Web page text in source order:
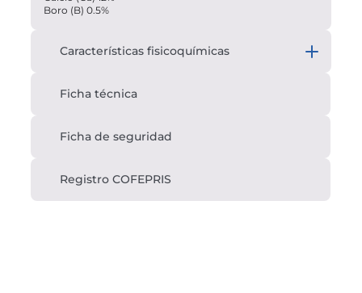
Boro (B) 0.5%
Características fisicoquímicas
Ficha técnica
Ficha de seguridad
Registro COFEPRIS